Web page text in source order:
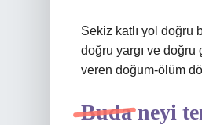
Sekiz katlı yol doğru
doğru yargı ve doğru
veren doğum-ölüm
Buda neyi